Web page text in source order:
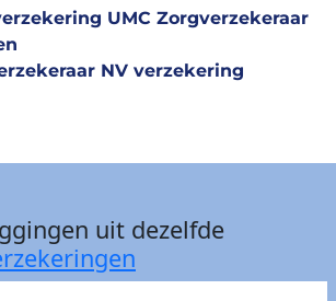
UMC Zorgverzekeraar
NV verzekering
uit dezelfde